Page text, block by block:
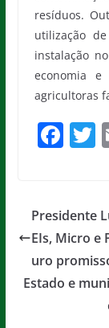
resíduos.
utilização
instalação
economia e
agricultoras
F
e
b
o
o
T
Presidente
EIs, Micro e
uro
Estado e